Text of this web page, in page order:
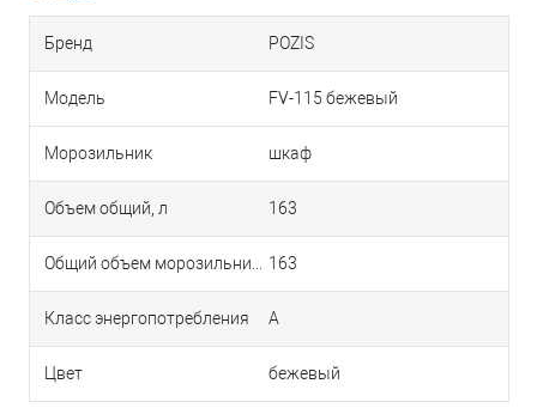
Бренд POZIS
Модель FV-115 бежевый
Морозильник шкаф
Объем общий, л 163
Общий объем морозильника, л 163
Класс энергопотребления A
Цвет бежевый